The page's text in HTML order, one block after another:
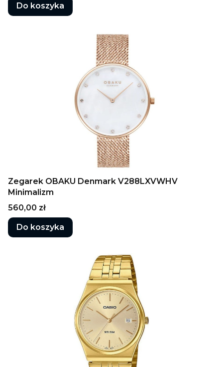
Do koszyka
Zegarek OBAKU Denmark V288LXVWHV
Minimalizm
Cena
560,00 zł
Do koszyka